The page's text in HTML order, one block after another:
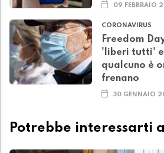
09 FEBBRAIO
CORONAVIRUS
Freedom
'liberi tutti' e
qualcuno è
frenano
30 GENNAIO
Potrebbe interessarti